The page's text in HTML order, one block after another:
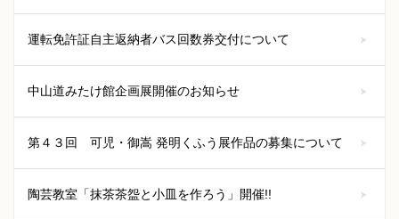
運転免許証自主返納者バス回数券交付について
中山道みたけ館企画展開催のお知らせ
第４３回 可児・御嵩 発明くふう展作品の募集について
陶芸教室「抹茶茶盌と小皿を作ろう」開催!!